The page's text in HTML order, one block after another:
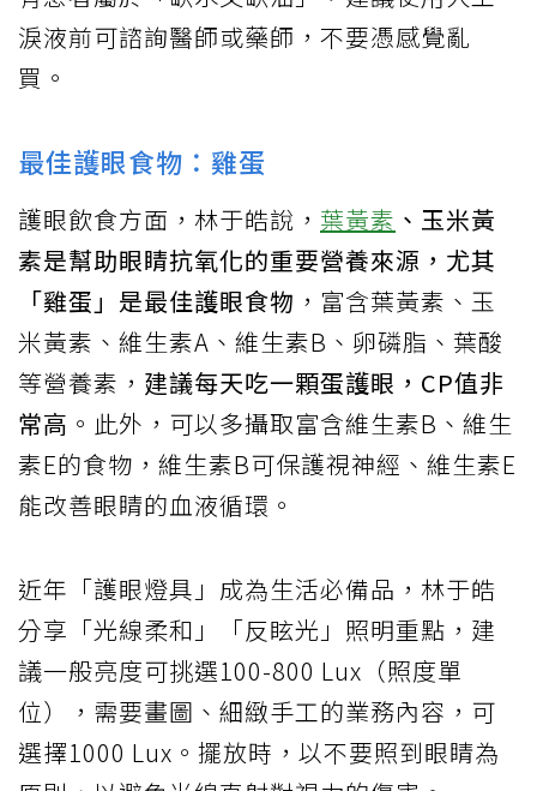
淚液前可諮詢醫師或藥師，不要憑感覺亂
買。
最佳護眼食物：雞蛋
護眼飲食方面，林于皓說， 葉黃素 、玉米黃
素是幫助眼睛抗氧化的重要營養來源，尤其
「雞蛋」是最佳護眼食物 ，富含葉黃素、玉
米黃素、維生素A、維生素B、卵磷脂、葉酸
等營養素， 建議每天吃一顆蛋護眼，CP值非
常高 。此外，可以多攝取富含維生素B、維生
素E的食物，維生素B可保護視神經、維生素E
能改善眼睛的血液循環。
近年「護眼燈具」成為生活必備品，林于皓
分享「光線柔和」「反眩光」照明重點，建
議一般亮度可挑選100-800 Lux（照度單
位），需要畫圖、細緻手工的業務內容，可
選擇1000 Lux。擺放時，以不要照到眼睛為